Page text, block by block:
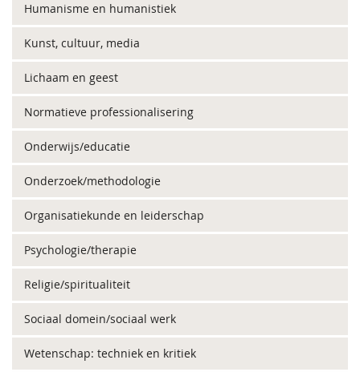
Humanisme en humanistiek
Kunst, cultuur, media
Lichaam en geest
Normatieve professionalisering
Onderwijs/educatie
Onderzoek/methodologie
Organisatiekunde en leiderschap
Psychologie/therapie
Religie/spiritualiteit
Sociaal domein/sociaal werk
Wetenschap: techniek en kritiek